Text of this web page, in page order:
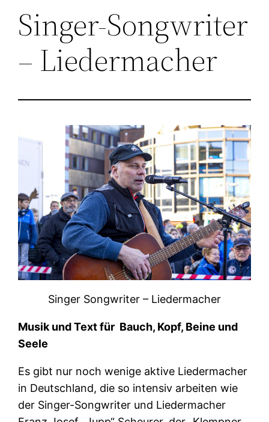
Singer-Songwriter
– Liedermacher
Singer Songwriter – Liedermacher
Musik und Text für Bauch, Kopf, Beine und
Seele
Es gibt nur noch wenige aktive Liedermacher
in Deutschland, die so intensiv arbeiten wie
der Singer-Songwriter und Liedermacher